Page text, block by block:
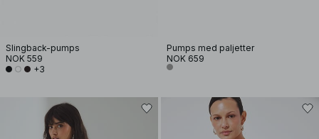
Slingback-pumps
NOK 559
+3
Pumps med paljetter
NOK 659